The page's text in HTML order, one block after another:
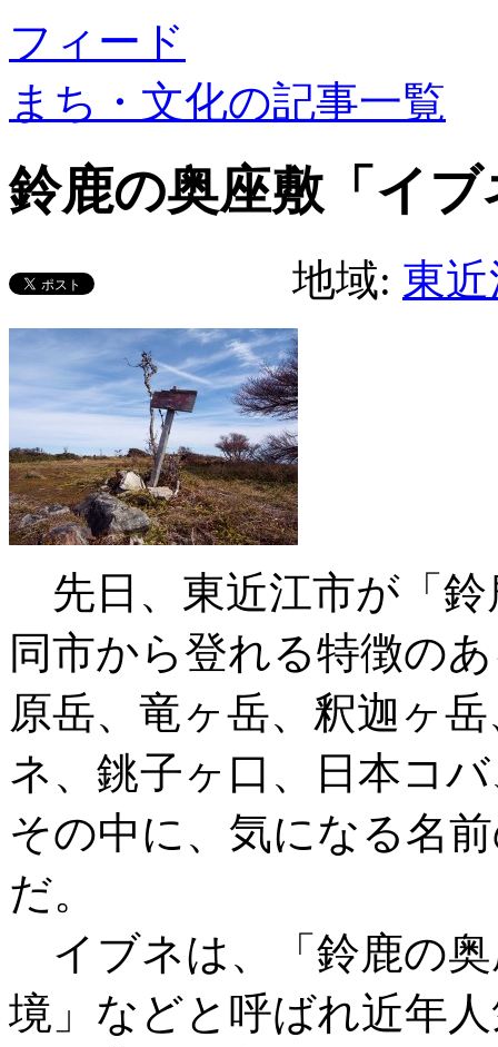
フィード
まち・文化の記事一覧
鈴鹿の奥座敷「イブ
地域: 東
先日、東近江市が「鈴
同市から登れる特徴の
原岳、竜ヶ岳、釈迦ヶ
ネ、銚子ヶ口、日本コ
その中に、気になる名
だ。
イブネは、「鈴鹿の
境」などと呼ばれ近年